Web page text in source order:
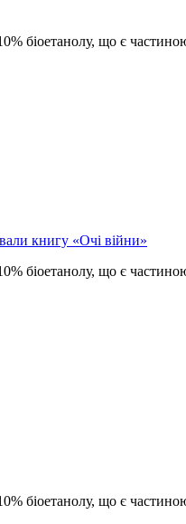
біоетанолу, що є
книгу «Очі війни»
біоетанолу, що є
біоетанолу, що є